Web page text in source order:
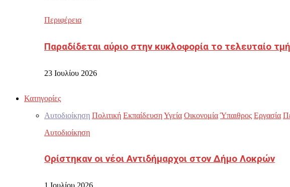
Περιφέρεια
Παραδίδεται αύριο στην κυκλοφορία το τελευταίο
23 Ιουλίου 2026
Κατηγορίες
Αυτοδιοίκηση Πολιτική ΕκπαίδευσηΥγεία Οικονομία Ύπαιθρος Εργασία
Αυτοδιοίκηση
Ορίστηκαν οι νέοι Αντιδήμαρχοι στον Δήμο Λοκρών